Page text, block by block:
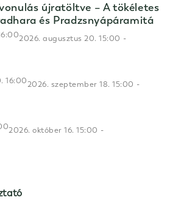
újratöltve – A tökéletes
és Pradzsnyápáramitá
2026. augusztus 20. 15:00 -
2026. szeptember 18. 15:00 -
16:00
2026. október 16. 15:00 -